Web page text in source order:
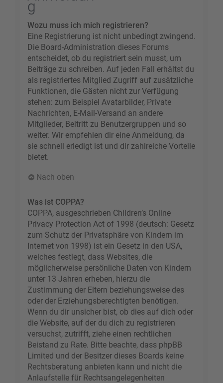
g
Wozu muss ich mich registrieren?
Eine Registrierung ist nicht unbedingt zwingend.
Die Board-Administration dieses Forums
entscheidet, ob du registriert sein musst, um
Beiträge zu schreiben. Auf jeden Fall erhältst du
als registriertes Mitglied Zugriff auf zusätzliche
Funktionen, die Gästen nicht zur Verfügung
stehen: zum Beispiel Avatarbilder, Private
Nachrichten, E-Mail-Versand an andere
Mitglieder, Beitritt zu Benutzergruppen und so
weiter. Wir empfehlen dir eine Anmeldung, da
sie schnell erledigt ist und dir zahlreiche Vorteile
bietet.
Nach oben
Was ist COPPA?
COPPA, ausgeschrieben Children’s Online
Privacy Protection Act of 1998 (deutsch: Gesetz
zum Schutz der Privatsphäre von Kindern im
Internet von 1998) ist ein Gesetz in den USA,
welches festlegt, dass Websites, die
möglicherweise persönliche Daten von Kindern
unter 13 Jahren erheben, hierzu die
Zustimmung der Eltern beziehungsweise des
oder der Erziehungsberechtigten benötigen.
Wenn du dir unsicher bist, ob dies auf dich oder
die Website, auf der du dich zu registrieren
versuchst, zutrifft, ziehe einen rechtlichen
Beistand zu Rate. Bitte beachte, dass phpBB
Limited und der Besitzer dieses Boards keine
Rechtsberatung anbieten kann und nicht die
Anlaufstelle für Rechtsangelegenheiten